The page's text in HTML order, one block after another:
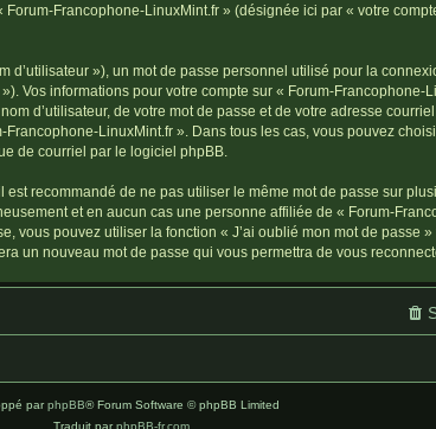
Francophone-LinuxMint.fr » (désignée ici par « votre
»), un mot de passe personnel utilisé pour la
Vos informations pour votre compte sur « Forum-
d’utilisateur, de votre mot de passe et de votre adresse
LinuxMint.fr ». Dans tous les cas, vous pouvez
de courriel par le logiciel phpBB.
recommandé de ne pas utiliser le même mot de passe sur
et en aucun cas une personne affiliée de « Forum-
vous pouvez utiliser la fonction « J’ai oublié mon mot de passe
un nouveau mot de passe qui vous permettra de vous
parphpBB® Forum Software © phpBB Limited
Traduit parphpBB-fr.com